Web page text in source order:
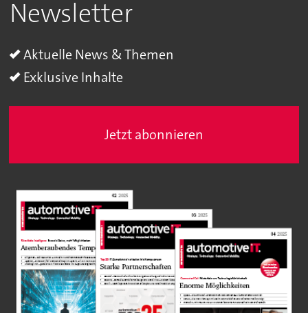
Newsletter
Aktuelle News & Themen
Exklusive Inhalte
Jetzt abonnieren